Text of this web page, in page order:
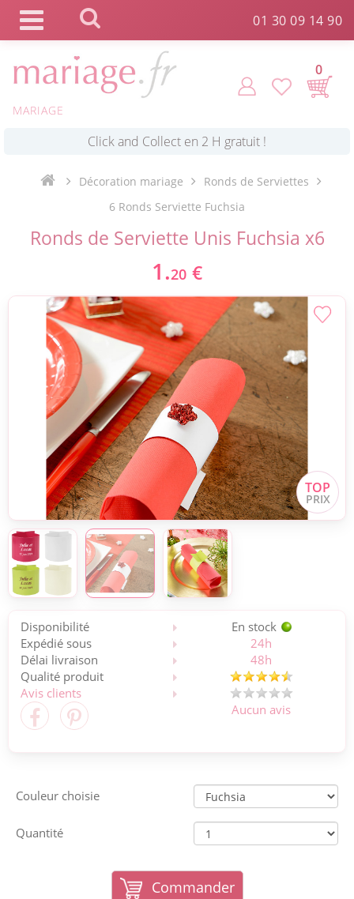
01 30 09 14 90
MARIAGE
0
Commande expédiée en 24h !
Click and Collect en 2 H gratuit !
Payez votre commande en 4X sans frais*
Décoration mariage
Ronds de Serviettes
6 Ronds Serviette Fuchsia
Ronds de Serviette Unis Fuchsia x6
1.20 €
Disponibilité
En stock
Expédié sous
24h
Délai livraison
48h
Qualité produit
Avis clients
Aucun avis
Couleur choisie
Quantité
Commander
Panneau de gestion des cookies